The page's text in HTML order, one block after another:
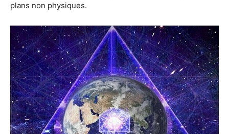
plans non physiques.